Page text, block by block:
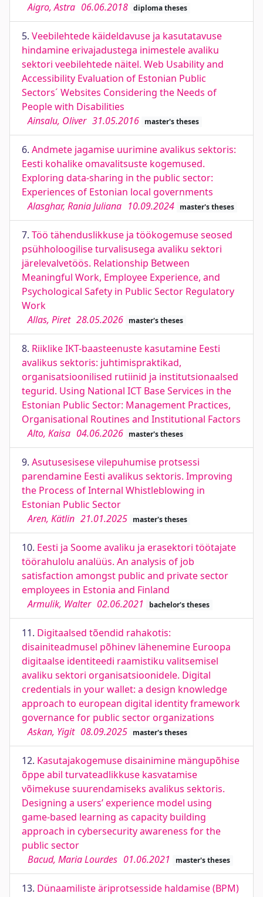
Aigro, Astra 06.06.2018 diploma theses
5. Veebilehtede käideldavuse ja kasutatavuse
hindamine erivajadustega inimestele avaliku
sektori veebilehtede näitel. Web Usability and
Accessibility Evaluation of Estonian Public
Sectors´ Websites Considering the Needs of
People with Disabilities
Ainsalu, Oliver 31.05.2016 master's theses
6. Andmete jagamise uurimine avalikus sektoris:
Eesti kohalike omavalitsuste kogemused.
Exploring data-sharing in the public sector:
Experiences of Estonian local governments
Alasghar, Rania Juliana 10.09.2024 master's theses
7. Töö tähenduslikkuse ja töökogemuse seosed
psühholoogilise turvalisusega avaliku sektori
järelevalvetöös. Relationship Between
Meaningful Work, Employee Experience, and
Psychological Safety in Public Sector Regulatory
Work
Allas, Piret 28.05.2026 master's theses
8. Riiklike IKT-baasteenuste kasutamine Eesti
avalikus sektoris: juhtimispraktikad,
organisatsioonilised rutiinid ja institutsionaalsed
tegurid. Using National ICT Base Services in the
Estonian Public Sector: Management Practices,
Organisational Routines and Institutional Factors
Alto, Kaisa 04.06.2026 master's theses
9. Asutusesisese vilepuhumise protsessi
parendamine Eesti avalikus sektoris. Improving
the Process of Internal Whistleblowing in
Estonian Public Sector
Aren, Kätlin 21.01.2025 master's theses
10. Eesti ja Soome avaliku ja erasektori töötajate
töörahulolu analüüs. An analysis of job
satisfaction amongst public and private sector
employees in Estonia and Finland
Armulik, Walter 02.06.2021 bachelor's theses
11. Digitaalsed tõendid rahakotis:
disainiteadmusel põhinev lähenemine Euroopa
digitaalse identiteedi raamistiku valitsemisel
avaliku sektori organisatsioonidele. Digital
credentials in your wallet: a design knowledge
approach to european digital identity framework
governance for public sector organizations
Askan, Yigit 08.09.2025 master's theses
12. Kasutajakogemuse disainimine mängupõhise
õppe abil turvateadlikkuse kasvatamise
võimekuse suurendamiseks avalikus sektoris.
Designing a users’ experience model using
game-based learning as capacity building
approach in cybersecurity awareness for the
public sector
Bacud, Maria Lourdes 01.06.2021 master's theses
13. Dünaamiliste äriprotsesside haldamise (BPM)